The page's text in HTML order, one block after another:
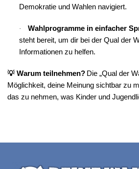
Demokratie und Wahlen navigiert.
· Wahlprogramme in einfacher
steht bereit, um dir bei der Qual der
Informationen zu helfen.
💡 Warum teilnehmen? Die „Qual der
Möglichkeit, deine Meinung sichtbar zu
das zu nehmen, was Kinder und